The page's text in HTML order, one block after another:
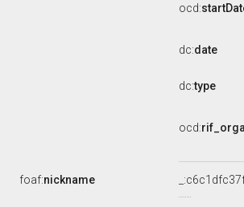
ocd:
dc:date
dc:type
ocd:
foaf:nickname